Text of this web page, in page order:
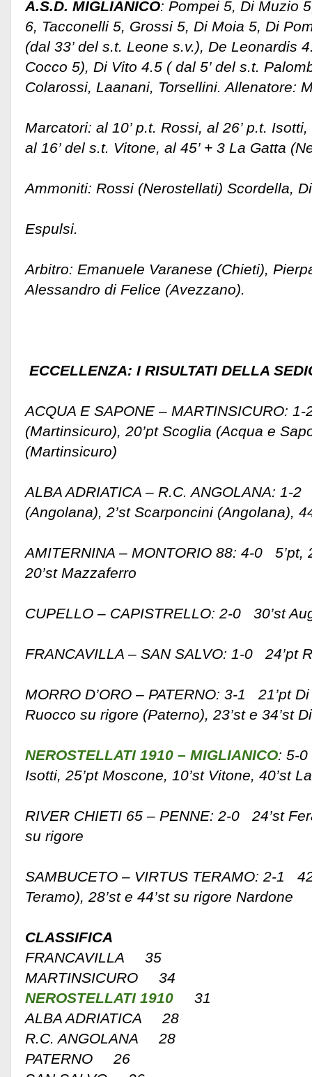
A.S.D. MIGLIANICO: Pompei 5, Di Muzio
6, Tacconelli 5, Grossi 5, Di Moia 5, Di
(dal 33’ del s.t. Leone s.v.), De Leonardis
Cocco 5), Di Vito 4.5 ( dal 5’ del s.t.
Colarossi, Laanani, Torsellini. Allenatore:
Marcatori: al 10’ p.t. Rossi, al 26’ p.t.
al 16’ del s.t. Vitone, al 45’ + 3 La Gatta
Ammoniti: Rossi (Nerostellati) Scordella,
Espulsi.
Arbitro: Emanuele Varanese (Chieti),
Alessandro di Felice (Avezzano).
ECCELLENZA: I RISULTATI DELLA
ACQUA E SAPONE – MARTINSICURO:
(Martinsicuro), 20’pt Scoglia (Acqua e
(Martinsicuro)
ALBA ADRIATICA – R.C. ANGOLANA: 1-2
(Angolana), 2’st Scarponcini (Angolana),
AMITERNINA – MONTORIO 88: 4-0 5’pt,
20’st Mazzaferro
CUPELLO – CAPISTRELLO: 2-0 30’st
FRANCAVILLA – SAN SALVO: 1-0 24’pt
MORRO D’ORO – PATERNO: 3-1 21’pt
Ruocco su rigore (Paterno), 23’st e 34’st
NEROSTELLATI 1910 – MIGLIANICO: 5-
Isotti, 25’pt Moscone, 10’st Vitone, 40’st
RIVER CHIETI 65 – PENNE: 2-0 24’st
su rigore
SAMBUCETO – VIRTUS TERAMO: 2-1
Teramo), 28’st e 44’st su rigore Nardone
CLASSIFICA
FRANCAVILLA 35
MARTINSICURO 34
NEROSTELLATI 1910 31
ALBA ADRIATICA 28
R.C. ANGOLANA 28
PATERNO 26